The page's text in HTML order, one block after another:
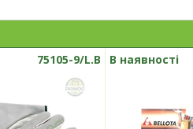
75105-9/L.B В наявності